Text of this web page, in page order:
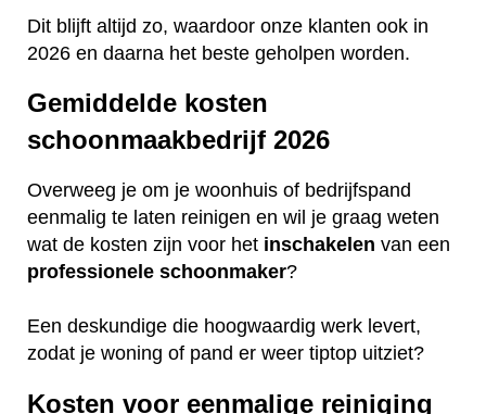
Dit blijft altijd zo, waardoor onze klanten ook in
2026 en daarna het beste geholpen worden.
Gemiddelde kosten
schoonmaakbedrijf 2026
Overweeg je om je woonhuis of bedrijfspand
eenmalig te laten reinigen en wil je graag weten
wat de kosten zijn voor het inschakelen van een
professionele schoonmaker?
Een deskundige die hoogwaardig werk levert,
zodat je woning of pand er weer tiptop uitziet?
Kosten voor eenmalige reiniging